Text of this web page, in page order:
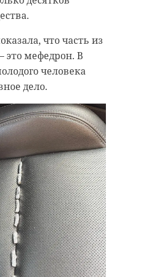
что часть из
это мефедрон. В
человека
дело.